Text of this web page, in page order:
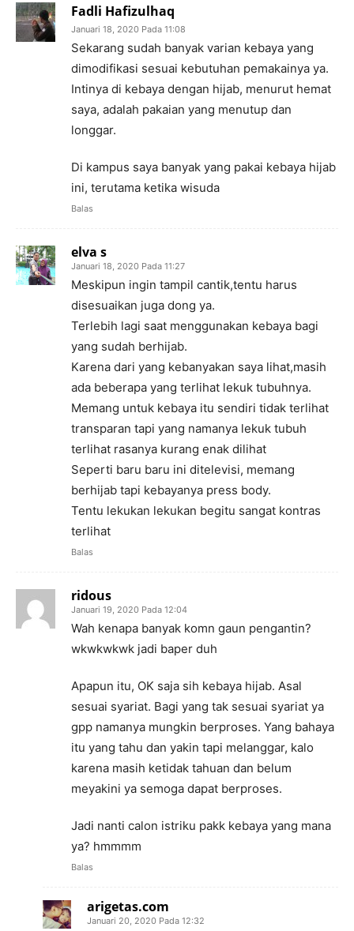
Fadli Hafizulhaq
Januari 18, 2020 Pada 11:08
Sekarang sudah banyak varian kebaya yang
dimodifikasi sesuai kebutuhan pemakainya ya.
Intinya di kebaya dengan hijab, menurut hemat
saya, adalah pakaian yang menutup dan
longgar.
Di kampus saya banyak yang pakai kebaya hijab
ini, terutama ketika wisuda
Balas
elva s
Januari 18, 2020 Pada 11:27
Meskipun ingin tampil cantik,tentu harus
disesuaikan juga dong ya.
Terlebih lagi saat menggunakan kebaya bagi
yang sudah berhijab.
Karena dari yang kebanyakan saya lihat,masih
ada beberapa yang terlihat lekuk tubuhnya.
Memang untuk kebaya itu sendiri tidak terlihat
transparan tapi yang namanya lekuk tubuh
terlihat rasanya kurang enak dilihat
Seperti baru baru ini ditelevisi, memang
berhijab tapi kebayanya press body.
Tentu lekukan lekukan begitu sangat kontras
terlihat
Balas
ridous
Januari 19, 2020 Pada 12:04
Wah kenapa banyak komn gaun pengantin?
wkwkwkwk jadi baper duh
Apapun itu, OK saja sih kebaya hijab. Asal
sesuai syariat. Bagi yang tak sesuai syariat ya
gpp namanya mungkin berproses. Yang bahaya
itu yang tahu dan yakin tapi melanggar, kalo
karena masih ketidak tahuan dan belum
meyakini ya semoga dapat berproses.
Jadi nanti calon istriku pakk kebaya yang mana
ya? hmmmm
Balas
arigetas.com
Januari 20, 2020 Pada 12:32